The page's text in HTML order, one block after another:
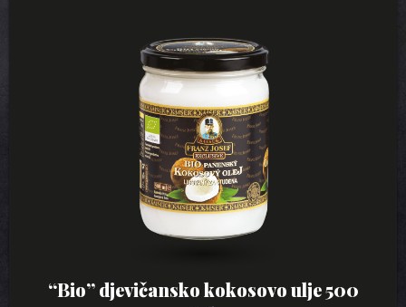
“Bio” djevičansko kokosovo ulje 500